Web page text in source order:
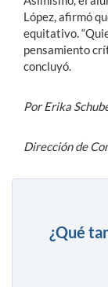
López, afirmó
equitativo.
pensamiento
concluyó.
Por Erika
Dirección de
¿Qué